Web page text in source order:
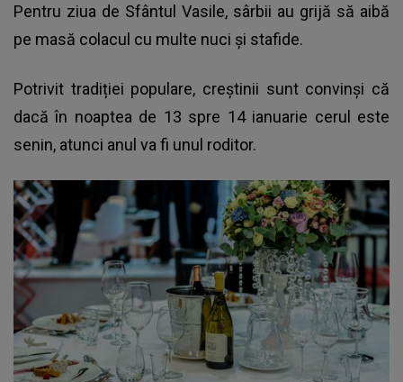
Pentru ziua de Sfântul Vasile, sârbii au grijă să aibă
pe masă colacul cu multe nuci și stafide.
Potrivit tradiției populare, creștinii sunt convinși că
dacă în noaptea de 13 spre 14 ianuarie cerul este
senin, atunci anul va fi unul roditor.